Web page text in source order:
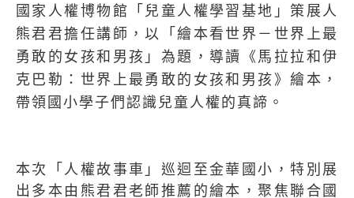
國家人權博物館「兒童人權學習基地」策展人
熊君君擔任講師，以「繪本看世界－世界上最
勇敢的女孩和男孩」為題，導讀《馬拉拉和伊
克巴勒：世界上最勇敢的女孩和男孩》繪本，
帶領國小學子們認識兒童人權的真諦。
本次「人權故事車」巡迴至金華國小，特別展
出多本由熊君君老師推薦的繪本，聚焦聯合國